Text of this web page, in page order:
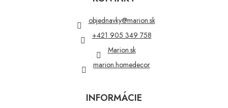
objednavky@marion.sk
+421 905 349 758
Marion.sk
marion.homedecor
INFORMÁCIE